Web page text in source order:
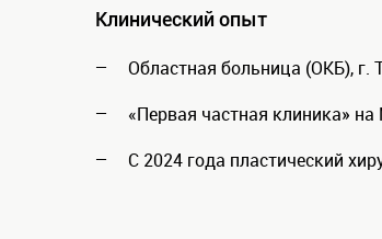
Клинический опыт
Областная больница (ОКБ), г.
«Первая частная клиника»
С 2024 года пластический